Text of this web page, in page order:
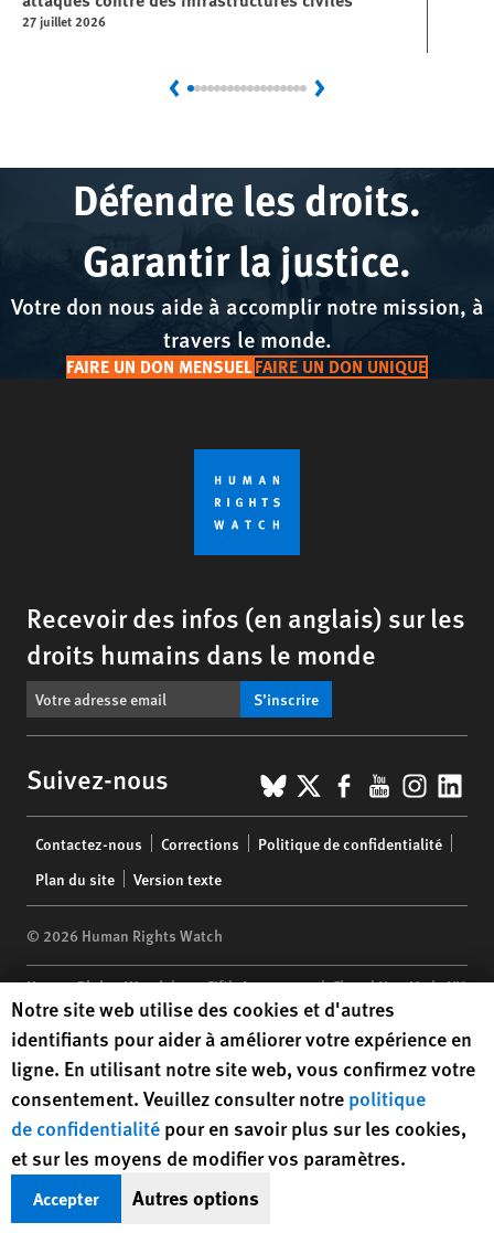
27 juillet 2026
Previous Next
Défendre les droits.
Garantir la justice.
Votre don nous aide à accomplir notre mission, à
travers le monde.
FAIRE UN DON MENSUELFAIRE UN DON UNIQUE
Recevoir des infos (en anglais) sur les
droits humains dans le monde
S’inscrire
Suivez-nous BlueSky
X Facebook
YouTube
menu
Contactez-nous Corrections
Politique de confidentialité
Plan du site
Version texte
© 2026 Human Rights Watch
Human Rights Watch| 350 Fifth Avenue, 34th Floor | New York,NY
10118-3299USA |t1.212.290.4700
Human Rights Watchis a 501(C)(3) nonprofit registered in the US
under EIN: 13-2875808
Human Rights Watch cookie preferences
Notre site web utilise des cookies et d'autres
identifiants pour aider à améliorer votre expérience en
ligne. En utilisant notre site web, vous confirmez votre
consentement. Veuillez consulter notre politique
de confidentialité pour en savoir plus sur les cookies,
et sur les moyens de modifier vos paramètres.
Accepter Autres options